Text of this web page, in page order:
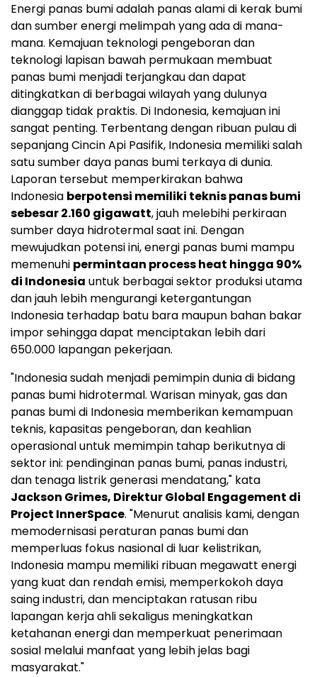
Energi panas bumi adalah panas alami di kerak bumi
dan sumber energi melimpah yang ada di mana-
mana. Kemajuan teknologi pengeboran dan
teknologi lapisan bawah permukaan membuat
panas bumi menjadi terjangkau dan dapat
ditingkatkan di berbagai wilayah yang dulunya
dianggap tidak praktis. Di Indonesia, kemajuan ini
sangat penting. Terbentang dengan ribuan pulau di
sepanjang Cincin Api Pasifik, Indonesia memiliki salah
satu sumber daya panas bumi terkaya di dunia.
Laporan tersebut memperkirakan bahwa
Indonesia berpotensi memiliki teknis panas bumi
sebesar 2.160 gigawatt, jauh melebihi perkiraan
sumber daya hidrotermal saat ini. Dengan
mewujudkan potensi ini, energi panas bumi mampu
memenuhi permintaan process heat hingga 90%
di Indonesia untuk berbagai sektor produksi utama
dan jauh lebih mengurangi ketergantungan
Indonesia terhadap batu bara maupun bahan bakar
impor sehingga dapat menciptakan lebih dari
650.000 lapangan pekerjaan.
"Indonesiasudah menjadi pemimpin dunia di bidang
panas bumi hidrotermal. Warisan minyak, gas dan
panas bumi di Indonesia memberikan kemampuan
teknis, kapasitas pengeboran, dan keahlian
operasional untuk memimpin tahap berikutnya di
sektor ini: pendinginan panas bumi, panas industri,
dan tenaga listrik generasi mendatang," kata
Jackson Grimes, Direktur Global Engagement di
Project InnerSpace. "Menurut analisis kami, dengan
memodernisasi peraturan panas bumi dan
memperluas fokus nasional di luar kelistrikan,
Indonesia mampu memiliki ribuan megawatt energi
yang kuat dan rendah emisi, memperkokoh daya
saing industri, dan menciptakan ratusan ribu
lapangan kerja ahli sekaligus meningkatkan
ketahanan energi dan memperkuat penerimaan
sosial melalui manfaat yang lebih jelas bagi
masyarakat."